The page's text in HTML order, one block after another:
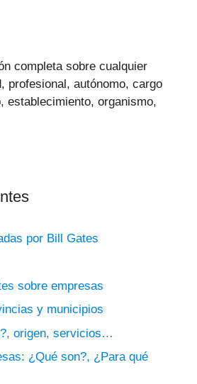
completa sobre cualquier
profesional, autónomo, cargo
establecimiento, organismo,
por Bill Gates
sobre empresas
y municipios
origen, servicios…
¿Qué son?, ¿Para qué